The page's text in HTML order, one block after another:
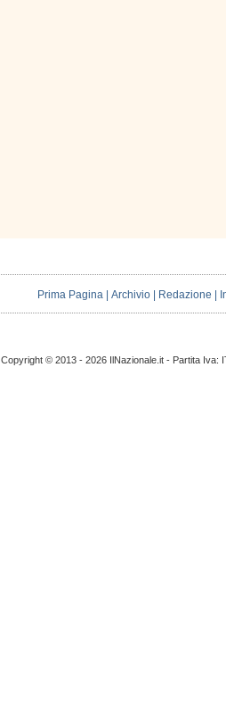
Prima Pagina |Archivio Redazione
Copyright © 2013 - 2026 IlNazionale.it - Partita Iva: